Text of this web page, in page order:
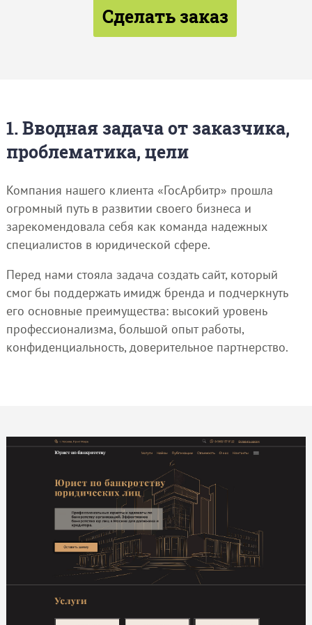
Сделать заказ
1. Вводная задача от заказчика,
проблематика, цели
Компания нашего клиента «ГосАрбитр» прошла
огромный путь в развитии своего бизнеса и
зарекомендовала себя как команда надежных
специалистов в юридической сфере.
Перед нами стояла задача создать сайт, который
смог бы поддержать имидж бренда и подчеркнуть
его основные преимущества: высокий уровень
профессионализма, большой опыт работы,
конфиденциальность, доверительное партнерство.